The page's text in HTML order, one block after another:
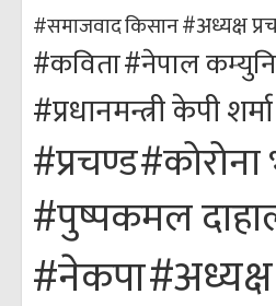
#समाजवादकिसान#अध्यक्ष
#कविता#नेपाल
#प्रधानमन्त्री केपी
#प्रचण्ड
#पुष्पकमल
#नेकपा